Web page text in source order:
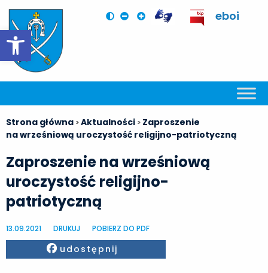
Otwórz pasek narzędzi
eboi
Strona główna >Aktualności > Zaproszenie
na wrześniową uroczystość religijno-patriotyczną
Zaproszenie na wrześniową
uroczystość religijno-
patriotyczną
13.09.2021 DRUKUJ POBIERZ DO PDF
Facebook
udostępnij